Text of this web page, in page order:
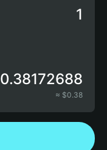
0.38172688
≈ $0.38